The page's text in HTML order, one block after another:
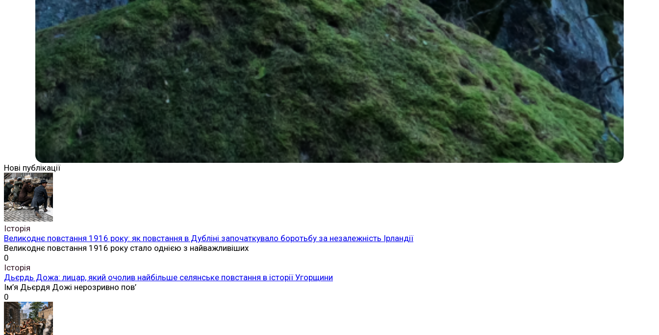
Нові публікації
Історія
Великоднє повстання 1916 року: як повстання в Дубліні започаткувало боротьбу за незалежність Ірландії
Великоднє повстання 1916 року стало однією з найважливіших
0
Історія
Дьєрдь Дожа: лицар, який очолив найбільше селянське повстання в історії Угорщини
Ім’я Дьєрдя Дожі нерозривно пов’
0